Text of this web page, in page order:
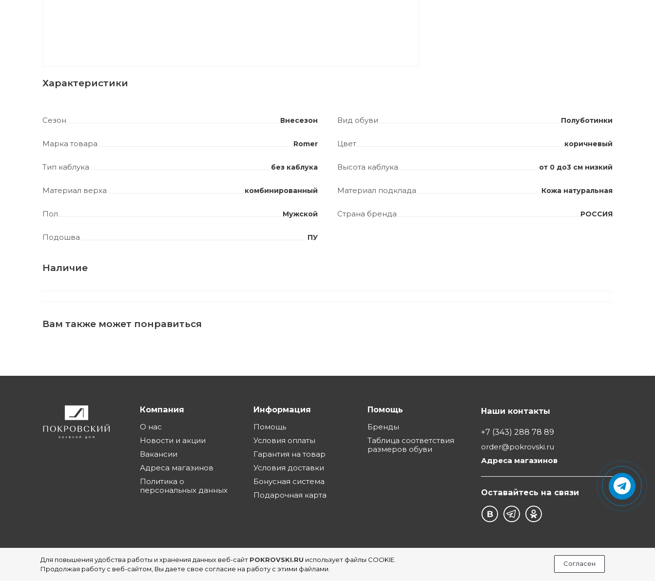
Для повышения удобства работы и хранения данных веб-сайт POKROVSKI.RU использует файлы COOKIE.
Продолжая работу с веб-сайтом, Вы даете свое согласие на работу с этими файлами.
Согласен
Характеристики
Сезон Внесезон Вид обуви Полуботинки
Марка товара Romer Цвет коричневый
Тип каблука без каблука Высота каблука от 0 до3 см низкий
Материал верха комбинированный Материал подклада Кожа натуральная
Пол Мужской Страна бренда РОССИЯ
Подошва ПУ
Наличие
Вам также может понравиться
Компания
О нас
Новости и акции
Вакансии
Адреса магазинов
Политика о
персональных данных
Информация
Помощь
Условия оплаты
Гарантия на товар
Условия доставки
Бонусная система
Подарочная карта
Помощь
Бренды
Таблица соответствия
размеров обуви
Наши контакты
+7 (343) 288 78 89
order@pokrovski.ru
Адреса магазинов
Оставайтесь на связи
©1997 - 2026 Обувной Дом "Покровский" - сеть магазинов обуви в Екатеринбурге